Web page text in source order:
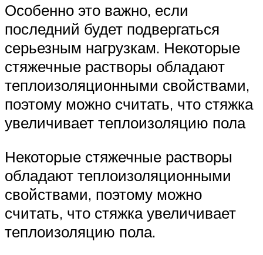
Особенно это важно, если
последний будет подвергаться
серьезным нагрузкам. Некоторые
стяжечные растворы обладают
теплоизоляционными свойствами,
поэтому можно считать, что стяжка
увеличивает теплоизоляцию пола
Некоторые стяжечные растворы
обладают теплоизоляционными
свойствами, поэтому можно
считать, что стяжка увеличивает
теплоизоляцию пола.